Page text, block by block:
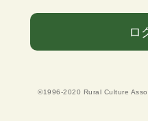
ロ
©1996-2020 Rural Culture